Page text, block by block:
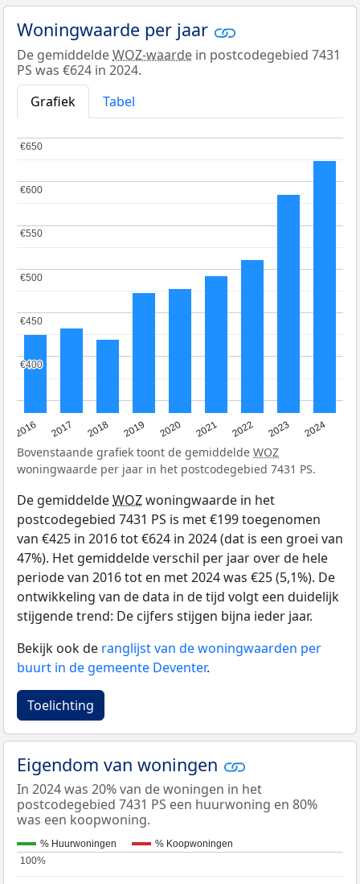
Woningwaarde per jaar
De gemiddeldeWOZ-waarde in postcodegebied 7431
PS was €624 in 2024.
Grafiek
Tabel
2016 2017 2018 2019 2020 2021 2022 2023 2024
€400
€400
€450
€450
€500
€500
€550
€550
€600
€600
€650
€650
Bovenstaande grafiek toont de gemiddelde WOZ
woningwaarde per jaar in het postcodegebied 7431 PS.
De gemiddeldeWOZwoningwaarde in het
postcodegebied 7431 PS is met €199 toegenomen
van €425 in 2016 tot €624 in 2024 (dat is een groei van
47%). Het gemiddelde verschil per jaar over de hele
periode van 2016 tot en met 2024 was €25 (5,1%). De
ontwikkeling van de data in de tijd volgt een duidelijk
stijgende trend: De cijfers stijgen bijna ieder jaar.
Bekijk ook de ranglijst van de woningwaarden per
buurt in de gemeente Deventer.
Toelichting
Eigendom van woningen
In 2024 was 20% van de woningen in het
postcodegebied 7431 PS een huurwoning en 80%
was een koopwoning.
% Huurwoningen
% Koopwoningen
100%
100%